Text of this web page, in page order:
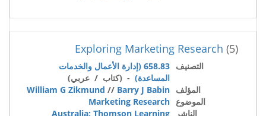
(5)
Exploring Marketing Research
التصنيف
658.83 (إدارة الأعمال والخدمات
المساعدة) - (كتاب / عربي)
المؤلف
William G Zikmund // Barry J Babin
الموضوع Marketing Research
الناشر
Australia: Thomson Learning